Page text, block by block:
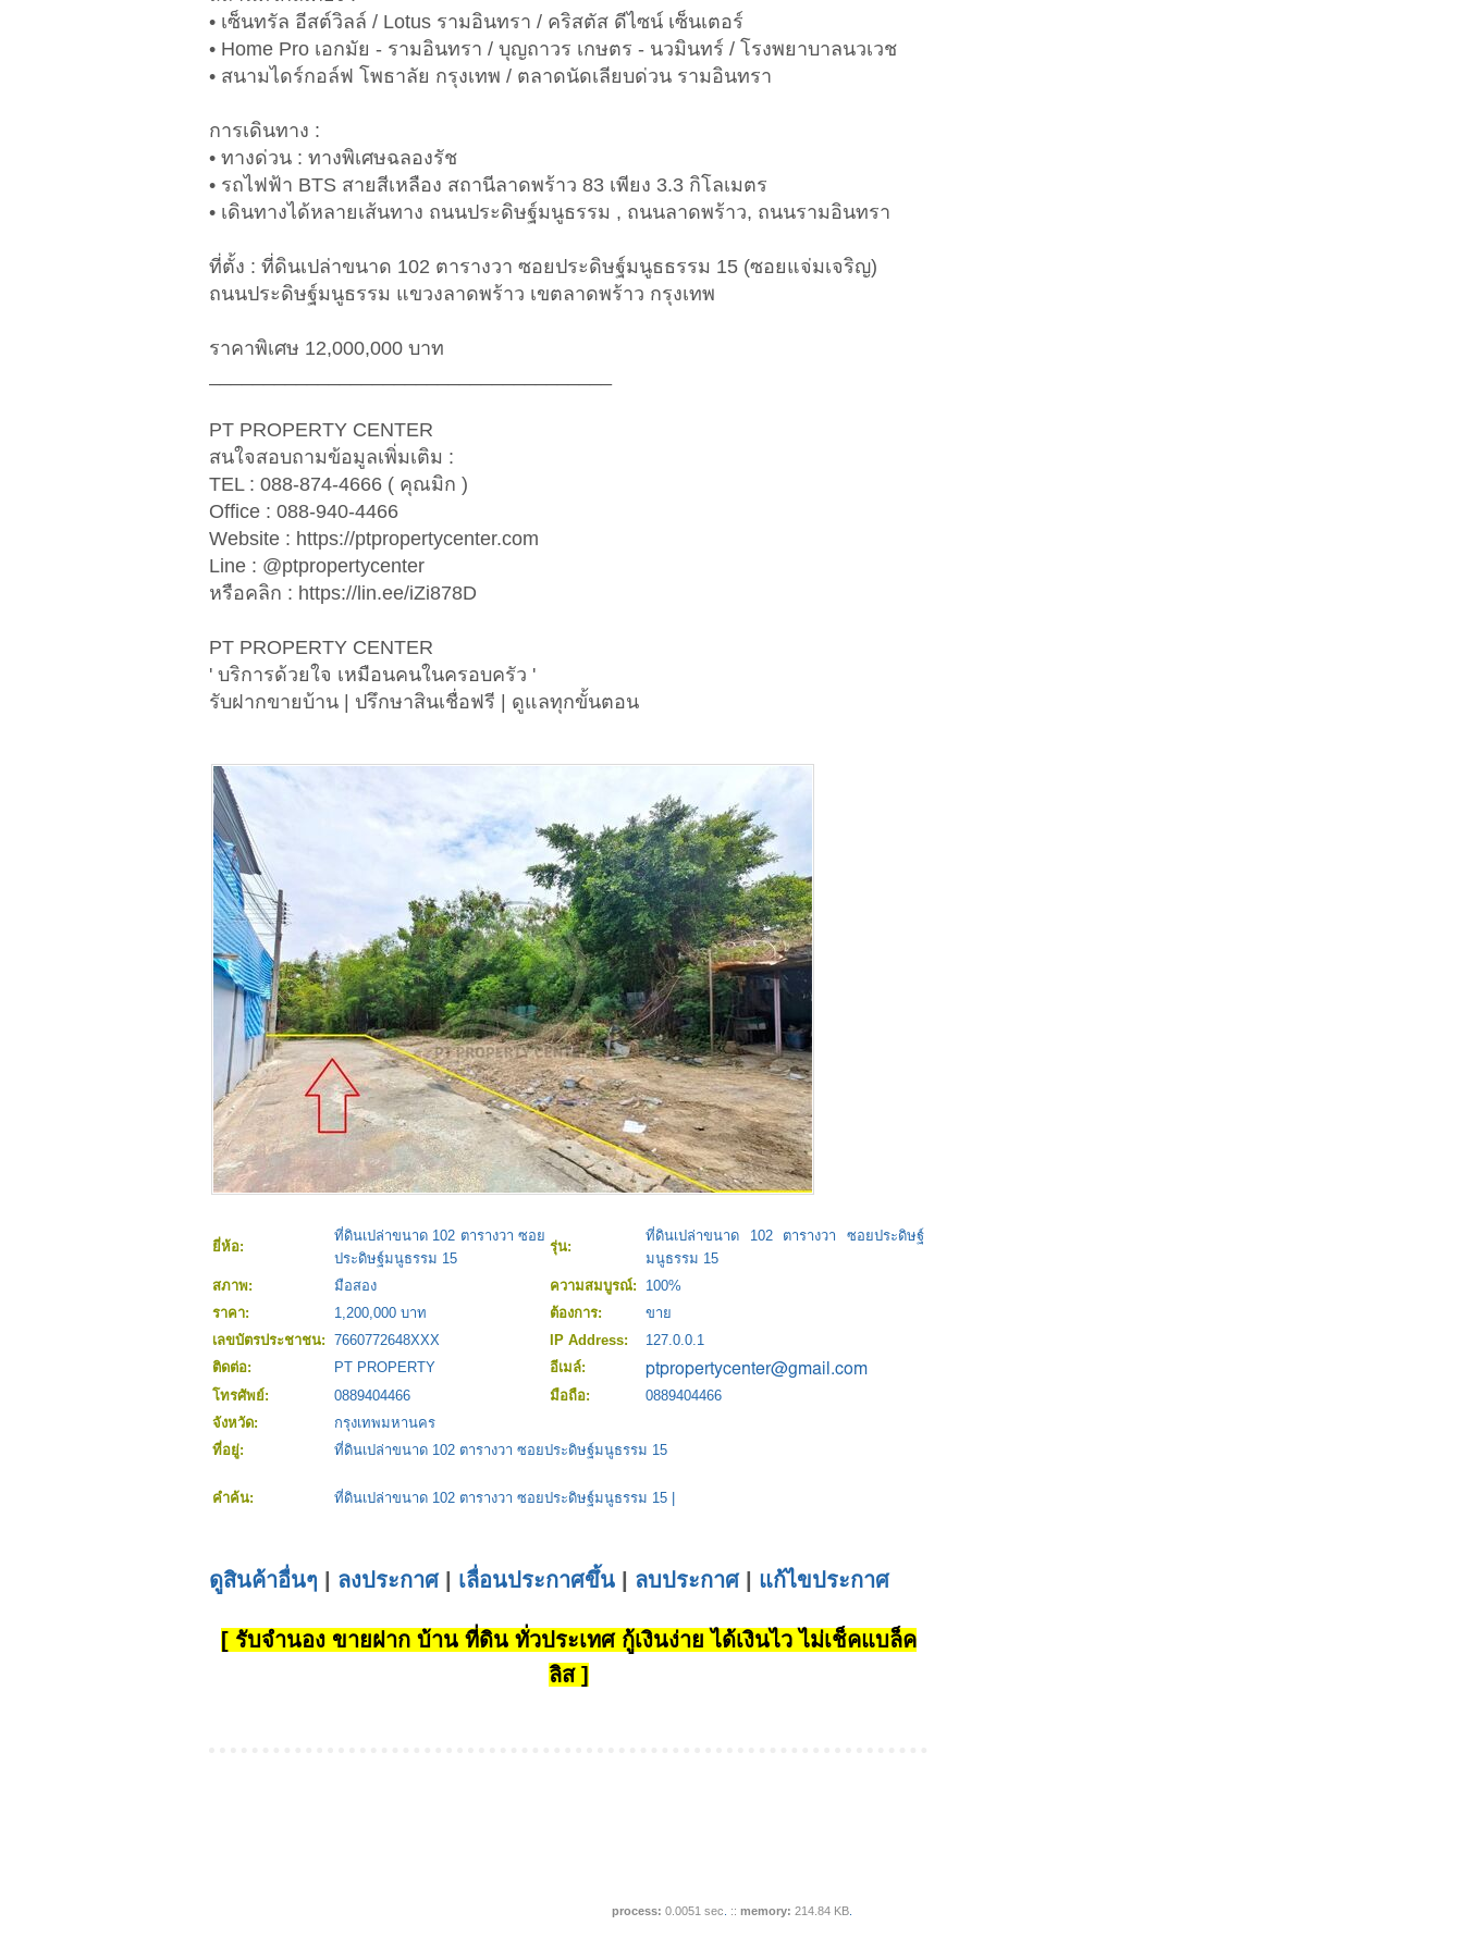
• เซ็นทรัล อีสต์วิลล์ / Lotus รามอินทรา / คริสตัส ดีไซน์ เซ็นเตอร์
• Home Pro เอกมัย - รามอินทรา / บุญถาวร เกษตร - นวมินทร์ / โรงพยาบาลนวเวช
• สนามไดร์กอล์ฟ โพธาลัย กรุงเทพ / ตลาดนัดเลียบด่วน รามอินทรา
การเดินทาง :
• ทางด่วน : ทางพิเศษฉลองรัช
• รถไฟฟ้า BTS สายสีเหลือง สถานีลาดพร้าว 83 เพียง 3.3 กิโลเมตร
• เดินทางได้หลายเส้นทาง ถนนประดิษฐ์มนูธรรม , ถนนลาดพร้าว, ถนนรามอินทรา
ที่ตั้ง : ที่ดินเปล่าขนาด 102 ตารางวา ซอยประดิษฐ์มนูธธรรม 15 (ซอยแจ่มเจริญ)
ถนนประดิษฐ์มนูธรรม แขวงลาดพร้าว เขตลาดพร้าว กรุงเทพ
ราคาพิเศษ 12,000,000 บาท
PT PROPERTY CENTER
สนใจสอบถามข้อมูลเพิ่มเติม :
TEL : 088-874-4666 ( คุณมิก )
Office : 088-940-4466
Website : https://ptpropertycenter.com
Line : @ptpropertycenter
หรือคลิก : https://lin.ee/iZi878D
PT PROPERTY CENTER
' บริการด้วยใจ เหมือนคนในครอบครัว '
รับฝากขายบ้าน | ปรึกษาสินเชื่อฟรี | ดูแลทุกขั้นตอน
ยี่ห้อ:
ที่ดินเปล่าขนาด 102 ตารางวา ซอย
ประดิษฐ์มนูธรรม 15
รุ่น:
ที่ดินเปล่าขนาด 102 ตารางวา ซอยประดิษฐ์
มนูธรรม 15
สภาพ:
มือสอง ความสมบูรณ์:
100%
ราคา:
1,200,000 บาท ต้องการ:
ขาย
เลขบัตรประชาชน: 7660772648XXX IP Address:
127.0.0.1
ติดต่อ:
PT PROPERTY
อีเมล์:
โทรศัพย์:
0889404466 มือถือ:
0889404466
จังหวัด:
กรุงเทพมหานคร
ที่อยู่:
ที่ดินเปล่าขนาด 102 ตารางวา ซอยประดิษฐ์มนูธรรม 15
คำค้น: ที่ดินเปล่าขนาด 102 ตารางวา ซอยประดิษฐ์มนูธรรม 15
ดูสินค้าอื่นๆ ลงประกาศ| เลื่อนประกาศขึ้น ลบประกาศ| แก้ไขประกาศ
[ รับจำนอง ขายฝาก บ้าน ที่ดิน ทั่วประเทศ กู้เงินง่าย ได้เงินไว ไม่เช็คแบล็ค
ลิส ]
process: 0.0051 sec :: memory: 214.84 KB.